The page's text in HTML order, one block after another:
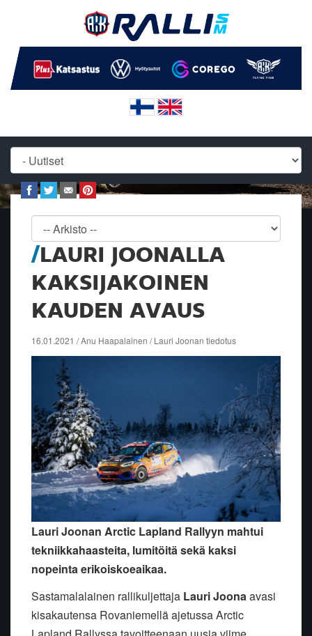
LAURI JOONALLA
KAKSIJAKOINEN
KAUDEN AVAUS
16.01.2021 / Anu Haapalainen / Lauri Joonan tiedotus
Lauri Joonan Arctic Lapland Rallyyn mahtui
tekniikkahaasteita, lumitöitä sekä kaksi
nopeinta erikoiskoeaikaa.
Sastamalalainen rallikuljettaja Lauri Joonaavasi
kisakautensa Rovaniemellä ajetussa Arctic